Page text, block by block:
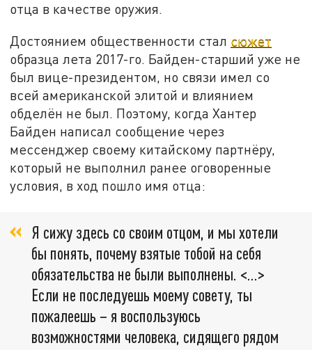
отца в качестве оружия.
Достоянием общественности стал сюжет
образца лета 2017-го. Байден-старший уже не
был вице-президентом, но связи имел со
всей американской элитой и влиянием
обделён не был. Поэтому, когда Хантер
Байден написал сообщение через
мессенджер своему китайскому партнёру,
который не выполнил ранее оговоренные
условия, в ход пошло имя отца:
Я сижу здесь со своим отцом, и мы хотели
бы понять, почему взятые тобой на себя
обязательства не были выполнены. <…>
Если не последуешь моему совету, ты
пожалеешь – я воспользуюсь
возможностями человека, сидящего рядом